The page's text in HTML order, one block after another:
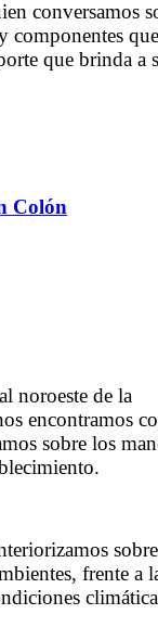
conversamos
componentes que
que brinda a
Colón
noroeste de la
encontramos
sobre los
frente a